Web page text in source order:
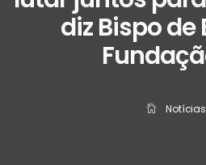
diz Bispo de
Notícias